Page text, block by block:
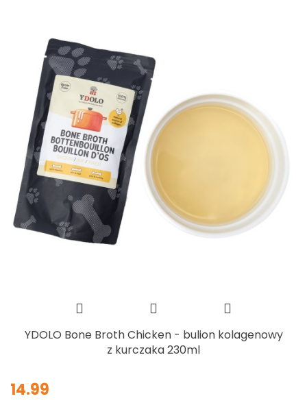
YDOLO Bone Broth Chicken - bulion kolagenowy
z kurczaka 230ml
14.99